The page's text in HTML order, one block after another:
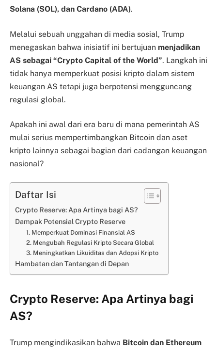
Solana (SOL), dan Cardano (ADA).
Melalui sebuah unggahan di media sosial, Trump
menegaskan bahwa inisiatif ini bertujuan menjadikan
AS sebagai “Crypto Capital of the World”. Langkah ini
tidak hanya memperkuat posisi kripto dalam sistem
keuangan AS tetapi juga berpotensi mengguncang
regulasi global.
Apakah ini awal dari era baru di mana pemerintah AS
mulai serius mempertimbangkan Bitcoin dan aset
kripto lainnya sebagai bagian dari cadangan keuangan
nasional?
Daftar Isi
Crypto Reserve: Apa Artinya bagi AS?
Dampak Potensial Crypto Reserve
1. Memperkuat Dominasi Finansial AS
2. Mengubah Regulasi Kripto Secara Global
3. Meningkatkan Likuiditas dan Adopsi Kripto
Hambatan dan Tantangan di Depan
Crypto Reserve: Apa Artinya bagi
AS?
Trump mengindikasikan bahwa Bitcoin dan Ethereum